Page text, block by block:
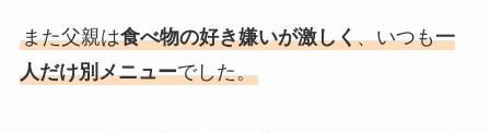
また父親は食べ物の好き嫌いが激しく、いつも一
人だけ別メニューでした。